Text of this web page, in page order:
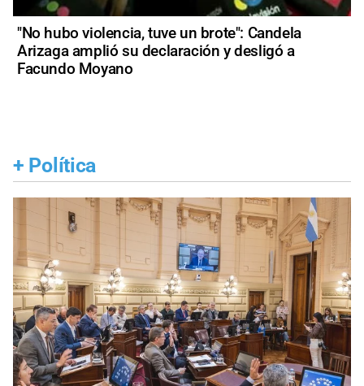
"No hubo violencia, tuve un brote": Candela
Arizaga amplió su declaración y desligó a
Facundo Moyano
+ Política